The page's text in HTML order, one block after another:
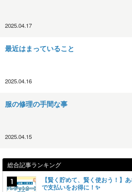
2025.04.17
最近はまっていること
2025.04.16
服の修理の手間な事
2025.04.15
総合記事ランキング
【賢く貯めて、賢く使おう！】
で支払いをお得に！✨